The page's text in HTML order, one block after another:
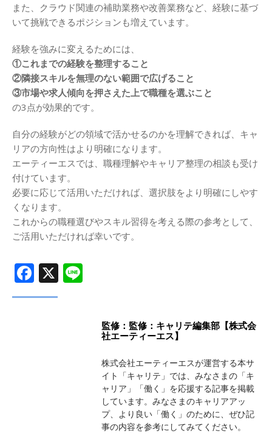
また、クラウド関連の補助業務や改善業務など、経験に基づ
いて挑戦できるポジションも増えています。
経験を強みに変えるためには、
①これまでの経験を整理すること
②隣接スキルを無理のない範囲で広げること
③市場や求人傾向を押さえた上で職種を選ぶこと
の3点が効果的です。
自分の経験がどの領域で活かせるのかを理解できれば、キャ
リアの方向性はより明確になります。
エーティーエスでは、職種理解やキャリア整理の相談も受け
付けています。
必要に応じて活用いただければ、選択肢をより明確にしやす
くなります。
これからの職種選びやスキル習得を考える際の参考として、
ご活用いただければ幸いです。
Facebook
X
監修：監修：キャリテ編集部【株式会
社エーティーエス】
株式会社エーティーエスが運営する本サ
イト「キャリテ」では、みなさまの「キ
ャリア」「働く」を応援する記事を掲載
しています。みなさまのキャリアアッ
プ、より良い「働く」のために、ぜひ記
事の内容を参考にしてみてください。